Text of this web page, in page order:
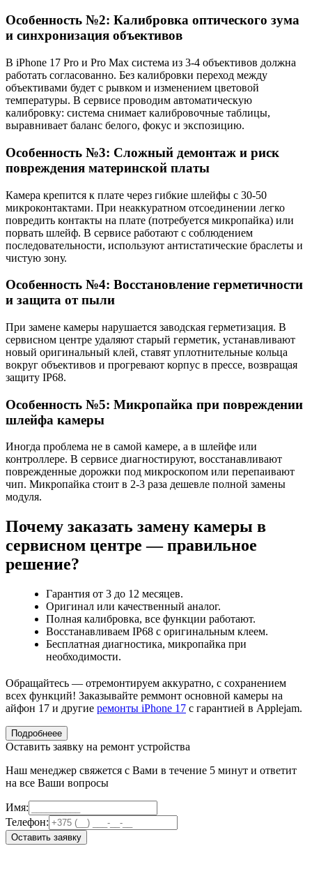
Особенность №2: Калибровка оптического зума
и синхронизация объективов
В iPhone 17 Pro и Pro Max система из 3-4 объективов должна
работать согласованно. Без калибровки переход между
объективами будет с рывком и изменением цветовой
температуры. В сервисе проводим автоматическую
калибровку: система снимает калибровочные таблицы,
выравнивает баланс белого, фокус и экспозицию.
Особенность №3: Сложный демонтаж и риск
повреждения материнской платы
Камера крепится к плате через гибкие шлейфы с 30-50
микроконтактами. При неаккуратном отсоединении легко
повредить контакты на плате (потребуется микропайка) или
порвать шлейф. В сервисе работают с соблюдением
последовательности, используют антистатические браслеты и
чистую зону.
Особенность №4: Восстановление герметичности
и защита от пыли
При замене камеры нарушается заводская герметизация. В
сервисном центре удаляют старый герметик, устанавливают
новый оригинальный клей, ставят уплотнительные кольца
вокруг объективов и прогревают корпус в прессе, возвращая
защиту IP68.
Особенность №5: Микропайка при повреждении
шлейфа камеры
Иногда проблема не в самой камере, а в шлейфе или
контроллере. В сервисе диагностируют, восстанавливают
поврежденные дорожки под микроскопом или перепаивают
чип. Микропайка стоит в 2-3 раза дешевле полной замены
модуля.
Почему заказать замену камеры в
сервисном центре — правильное
решение?
Гарантия от 3 до 12 месяцев.
Оригинал или качественный аналог.
Полная калибровка, все функции работают.
Восстанавливаем IP68 с оригинальным клеем.
Бесплатная диагностика, микропайка при
необходимости.
Обращайтесь — отремонтируем аккуратно, с сохранением
всех функций! Заказывайте реммонт основной камеры на
айфон 17 и другие ремонты iPhone 17 с гарантией в Applejam.
Подробнеее
Оставить заявку на ремонт устройства
Наш менеджер свяжется с Вами в течение 5 минут и ответит
на все Ваши вопросы
Имя:
Телефон:
Оставить заявку